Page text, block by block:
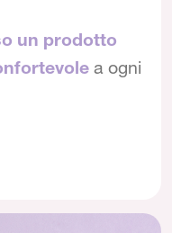
un prodotto
a ogni